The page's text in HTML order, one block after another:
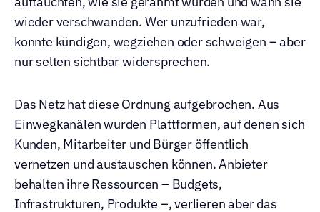
wieder verschwanden. Wer unzufrieden war,
konnte kündigen, wegziehen oder schweigen – aber
nur selten sichtbar widersprechen.
Das Netz hat diese Ordnung aufgebrochen. Aus
Einwegkanälen wurden Plattformen, auf denen sich
Kunden, Mitarbeiter und Bürger öffentlich
vernetzen und austauschen können. Anbieter
behalten ihre Ressourcen – Budgets,
Infrastrukturen, Produkte –, verlieren aber das